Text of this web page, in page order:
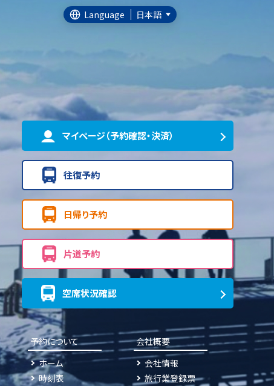
マイページ（予約確認・決済）
往復予約
日帰り予約
片道予約
空席状況確認
予約について
ホーム
時刻表
会社概要
会社情報
旅行業登録票
Language 日本語